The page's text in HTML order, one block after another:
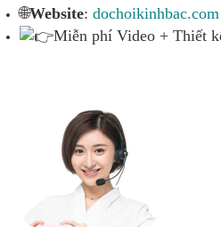
🌐Website: dochoikinhbac.com
Miễn phí Video + Thiết